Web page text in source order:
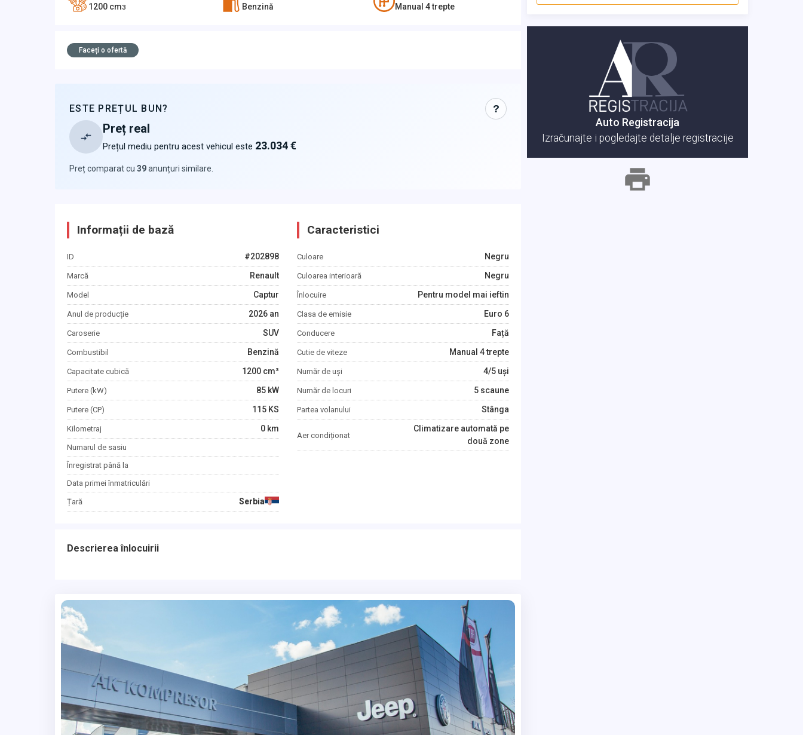
1200 cm3 Benzină Manual 4 trepte
Faceți o ofertă
ESTE PREȚUL BUN? ?
Preț real
Prețul mediu pentru acest vehicul este 23.034 €
Preț comparat cu 39anunțuri similare
Informații de bază
ID #202898
Marcă Renault
Model Captur
Anul de producție 2026 an
Caroserie SUV
Combustibil Benzină
Capacitate cubică 1200 cm³
Putere (kW) 85 kW
Putere (CP) 115 KS
Kilometraj 0 km
Numarul de sasiu
Înregistrat până la
Data primei înmatriculări
Țară Serbia
Caracteristici
Culoare Negru
Culoarea interioară Negru
Înlocuire Pentru model mai ieftin
Clasa de emisie Euro 6
Conducere Față
Cutie de viteze Manual 4 trepte
Număr de uși 4/5 uși
Număr de locuri 5 scaune
Partea volanului Stânga
Aer condiționat
Climatizare automată pe
două zone
Descrierea înlocuirii
Auto Registracija
Izračunajte i pogledajte detalje registracije